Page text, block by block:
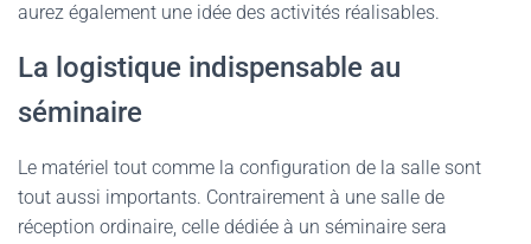
aurez également une idée des activités réalisables.
La logistique indispensable au
séminaire
Le matériel tout comme la configuration de la salle sont
tout aussi importants. Contrairement à une salle de
réception ordinaire, celle dédiée à un séminaire sera